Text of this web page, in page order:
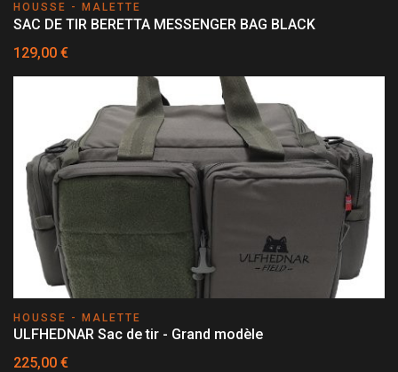
HOUSSE - MALETTE
SAC DE TIR BERETTA MESSENGER BAG BLACK
129,00 €
HOUSSE - MALETTE
ULFHEDNAR Sac de tir - Grand modèle
225,00 €